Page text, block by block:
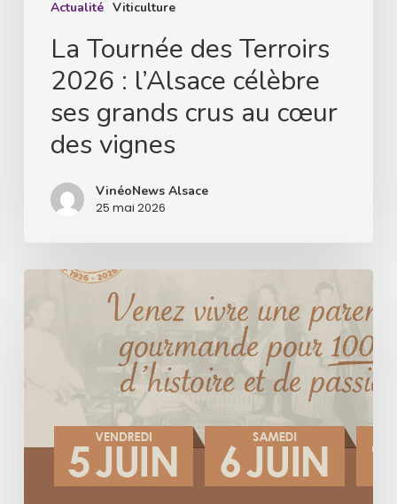
Actualité Viticulture
grands
cœur
vignes
La Tournée des Terroirs
2026 : l’Alsace célèbre
ses grands crus au cœur
des vignes
VinéoNews Alsace
25 mai 2026
siècle
d’histoire